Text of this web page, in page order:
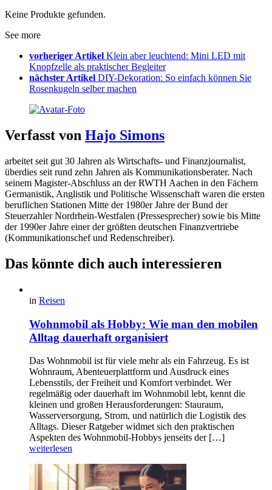
Keine Produkte gefunden.
See more
vorheriger Artikel Klein aber leuchtend: Mini LED mit
Knopfzelle als praktischer Begleiter
nächster Artikel DIY-Dekoration: So einfach können Sie
Rosenkugeln selber machen
Verfasst von Hajo Simons
arbeitet seit gut 30 Jahren als Wirtschafts- und Finanzjournalist,
überdies seit rund zehn Jahren als Kommunikationsberater. Nach
seinem Magister-Abschluss an der RWTH Aachen in den Fächern
Germanistik, Anglistik und Politische Wissenschaft waren die ersten
beruflichen Stationen Mitte der 1980er Jahre der Bund der
Steuerzahler Nordrhein-Westfalen (Pressesprecher) sowie bis Mitte
der 1990er Jahre einer der größten deutschen Finanzvertriebe
(Kommunikationschef und Redenschreiber).
Das könnte dich auch interessieren
in Reisen
Wohnmobil als Hobby: Wie man den mobilen
Alltag dauerhaft organisiert
Das Wohnmobil ist für viele mehr als ein Fahrzeug. Es ist
Wohnraum, Abenteuerplattform und Ausdruck eines
Lebensstils, der Freiheit und Komfort verbindet. Wer
regelmäßig oder dauerhaft im Wohnmobil lebt, kennt die
kleinen und großen Herausforderungen: Stauraum,
Wasserversorgung, Strom, und natürlich die Logistik des
Alltags. Dieser Ratgeber widmet sich den praktischen
Aspekten des Wohnmobil-Hobbys jenseits der […]
weiterlesen